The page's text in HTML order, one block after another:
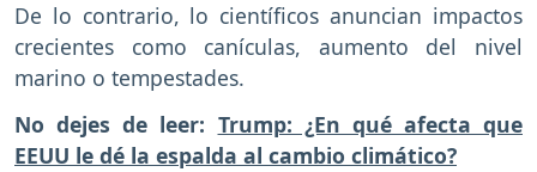
De lo contrario, lo científicos anuncian impactos
crecientes como canículas, aumento del nivel
marino o tempestades.
No dejes de leer: Trump: ¿En qué afecta que
EEUU le dé la espalda al cambio climático?